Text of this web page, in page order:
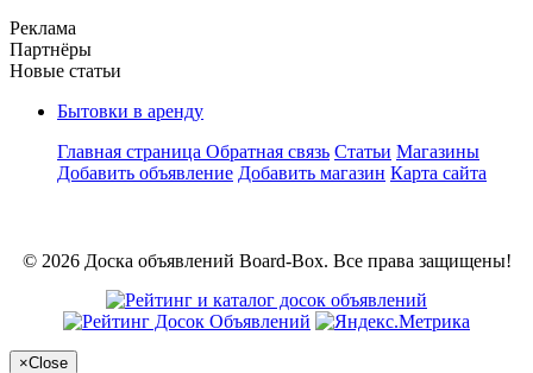
Реклама
Партнёры
Новые статьи
Бытовки в аренду
Главная страница Обратная связь Статьи Магазины
Добавить объявление Добавить магазин Карта сайта
© 2026 Доска объявлений Board-Box. Все права защищены!
×Close